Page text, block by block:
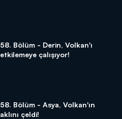
58. Bölüm - Derin, Volkan'ı
etkilemeye çalışıyor!
58. Bölüm - Asya, Volkan'ın
aklını çeldi!